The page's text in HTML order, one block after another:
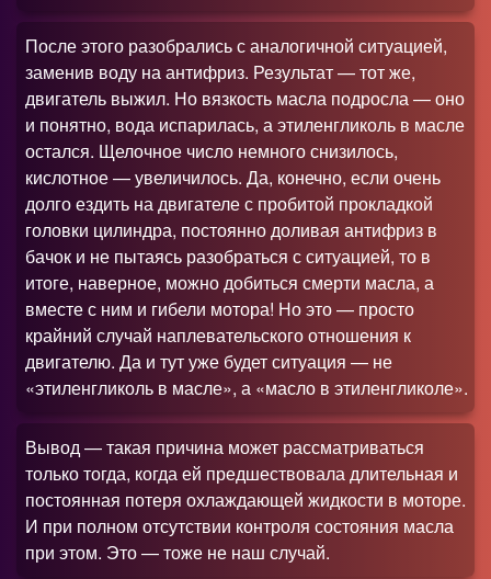
После этого разобрались с аналогичной ситуацией,
заменив воду на антифриз. Результат — тот же,
двигатель выжил. Но вязкость масла подросла — оно
и понятно, вода испарилась, а этиленгликоль в масле
остался. Щелочное число немного снизилось,
кислотное — увеличилось. Да, конечно, если очень
долго ездить на двигателе с пробитой прокладкой
головки цилиндра, постоянно доливая антифриз в
бачок и не пытаясь разобраться с ситуацией, то в
итоге, наверное, можно добиться смерти масла, а
вместе с ним и гибели мотора! Но это — просто
крайний случай наплевательского отношения к
двигателю. Да и тут уже будет ситуация — не
«этиленгликоль в масле», а «масло в этиленгликоле».
Вывод — такая причина может рассматриваться
только тогда, когда ей предшествовала длительная и
постоянная потеря охлаждающей жидкости в моторе.
И при полном отсутствии контроля состояния масла
при этом. Это — тоже не наш случай.